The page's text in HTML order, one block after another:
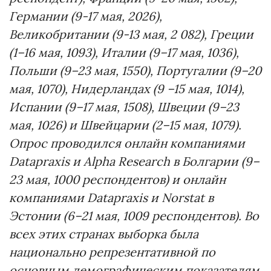
Германии (9-17 мая, 2026),
Великобритании (9-13 мая, 2 082), Греции
(1–16 мая, 1093), Италии (9–17 мая, 1036),
Польши (9–23 мая, 1550), Португалии (9–20
мая, 1070), Нидерландах (9 –15 мая, 1014),
Испании (9–17 мая, 1508), Швеции (9–23
мая, 1026) и Швейцарии (2–15 мая, 1079).
Опрос проводился онлайн компаниями
Datapraxis и Alpha Research в Болгарии (9–
23 мая, 1000 респондентов) и онлайн
компаниями Datapraxis и Norstat в
Эстонии (6–21 мая, 1009 респондентов). Во
всех этих странах выборка была
национально репрезентативной по